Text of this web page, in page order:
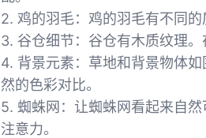
2. 鸡的羽毛：鸡的羽毛有不同
3. 谷仓细节：谷仓有木质纹理。
4. 背景元素：草地和背景物体
然的色彩对比。
5. 蜘蛛网：让蜘蛛网看起来自
注意力。